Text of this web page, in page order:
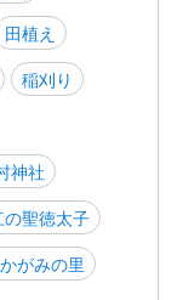
田植え
稲刈り
神社
の聖徳太子
がみの里